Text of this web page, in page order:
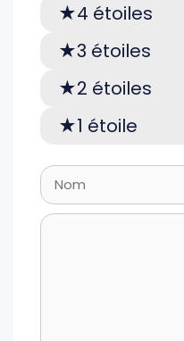
4 étoiles
3 étoiles
2 étoiles
1 étoile